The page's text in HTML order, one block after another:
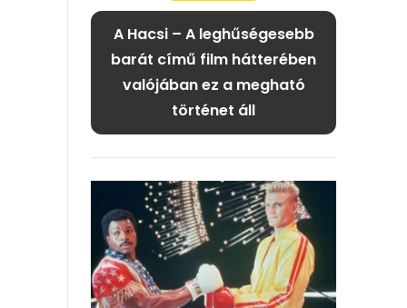
A Hacsi – A leghűségesebb
barát című film hátterében
valójában ez a megható
történet áll